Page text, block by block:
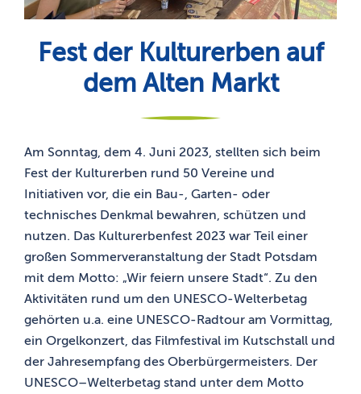
Fest der Kulturerben auf
dem Alten Markt
Am Sonntag, dem 4. Juni 2023, stellten sich beim
Fest der Kulturerben rund 50 Vereine und
Initiativen vor, die ein Bau-, Garten- oder
technisches Denkmal bewahren, schützen und
nutzen. Das Kulturerbenfest 2023 war Teil einer
großen Sommerveranstaltung der Stadt Potsdam
mit dem Motto: „Wir feiern unsere Stadt“. Zu den
Aktivitäten rund um den UNESCO-Welterbetag
gehörten u.a. eine UNESCO-Radtour am Vormittag,
ein Orgelkonzert, das Filmfestival im Kutschstall und
der Jahresempfang des Oberbürgermeisters. Der
UNESCO–Welterbetag stand unter dem Motto